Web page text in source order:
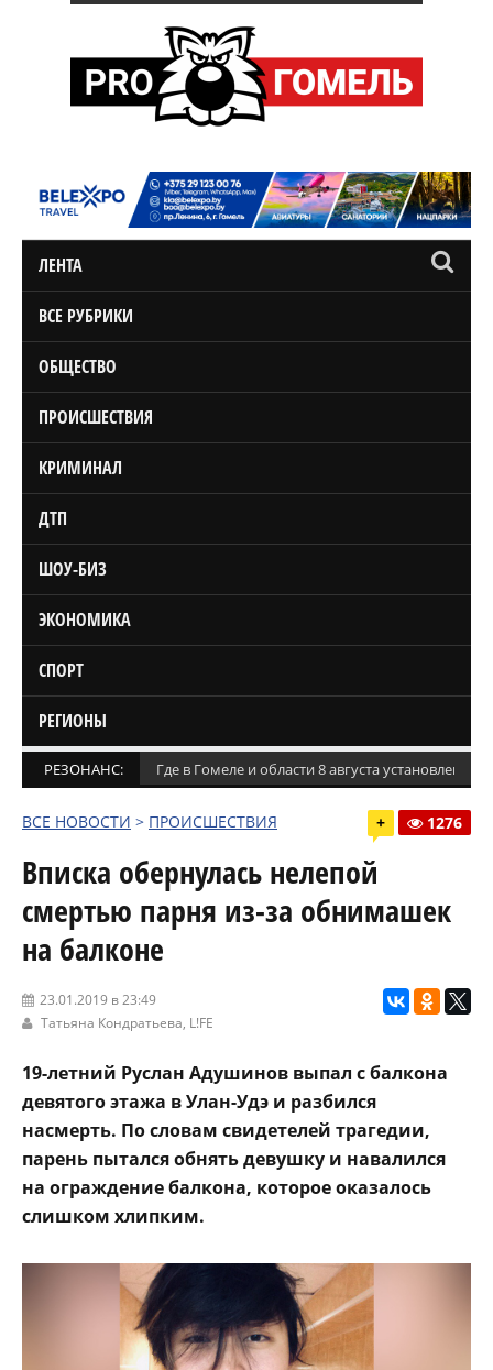
ЛЕНТА
ВСЕ РУБРИКИ
ОБЩЕСТВО
ПРОИСШЕСТВИЯ
КРИМИНАЛ
ДТП
ШОУ-БИЗ
ЭКОНОМИКА
СПОРТ
РЕГИОНЫ
РЕЗОНАНС: Где в Гомеле и области 8 августа установлены
ВСЕ НОВОСТИ > ПРОИСШЕСТВИЯ + 1276
Вписка обернулась нелепой
смертью парня из-за обнимашек
на балконе
23.01.2019 в 23:49
Татьяна Кондратьева, L!FE
19-летний Руслан Адушинов выпал с балкона
девятого этажа в Улан-Удэ и разбился
насмерть. По словам свидетелей трагедии,
парень пытался обнять девушку и навалился
на ограждение балкона, которое оказалось
слишком хлипким.